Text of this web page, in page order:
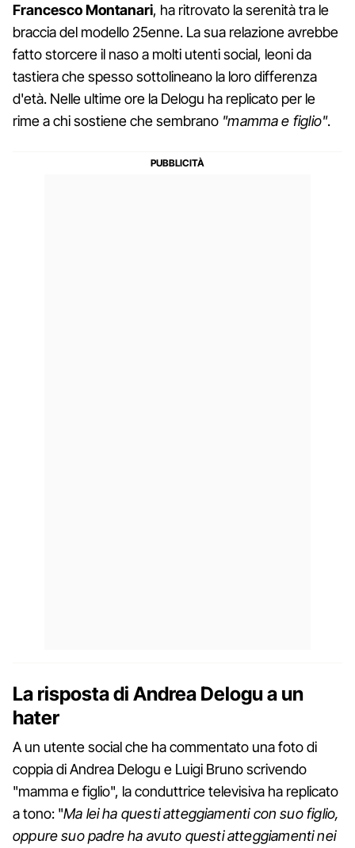
Francesco Montanari, ha ritrovato la serenità tra le
braccia del modello 25enne. La sua relazione avrebbe
fatto storcere il naso a molti utenti social, leoni da
tastiera che spesso sottolineano la loro differenza
d'età. Nelle ultime ore la Delogu ha replicato per le
rime a chi sostiene che sembrano "mamma e figlio".
La risposta di Andrea Delogu a un
hater
A un utente social che ha commentato una foto di
coppia di Andrea Delogu e Luigi Bruno scrivendo
"mamma e figlio", la conduttrice televisiva ha replicato
a tono: "Ma lei ha questi atteggiamenti con suo figlio,
oppure suo padre ha avuto questi atteggiamenti nei